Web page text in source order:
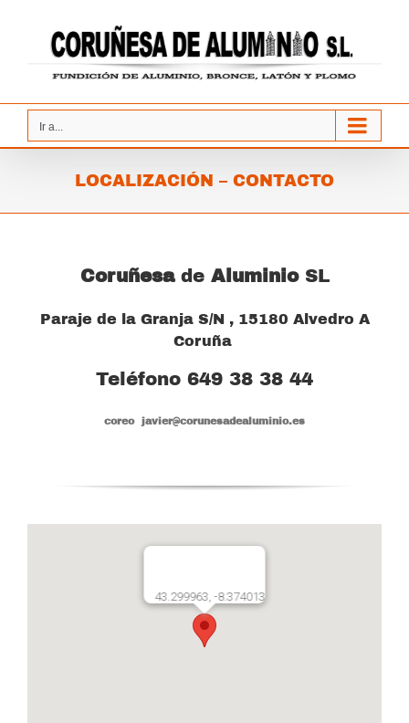
contenido
Ir a...
LOCALIZACIÓN – CONTACTO
Coruñesade AluminioSL
Paraje de la Granja S/N , 15180 Alvedro A
Coruña ‎
Teléfono 649 38 38 44
coreo javier@corunesadealuminio.es
43.299963, -8.374013